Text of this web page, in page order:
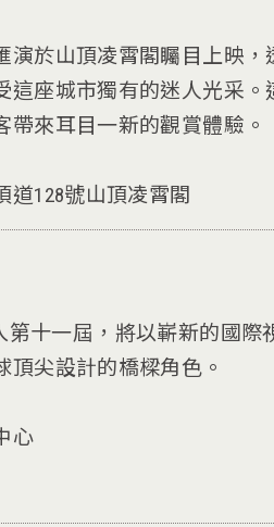
演於山頂凌霄閣矚目上映
這座城市獨有的迷人光采
帶來耳目一新的觀賞體驗。
128號山頂凌霄閣
入第十一屆，將以嶄新的國
頂尖設計的橋樑角色。
心